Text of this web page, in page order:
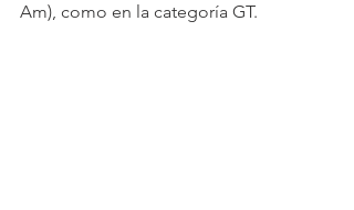
Am), como en la categoría GT.